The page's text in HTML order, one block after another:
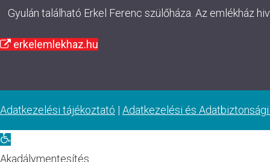
Gyulán található Erkel Ferenc szülőháza. Az emlékház
erkelemlekhaz.hu
Adatkezelési tájékoztató | Adatkezelési és
Eszköztár
megnyitása
Akadálymentesítés